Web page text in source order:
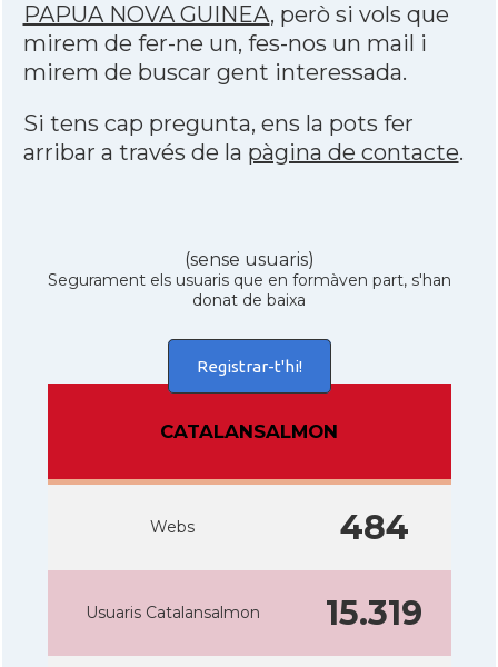
PAPUA NOVA GUINEA, però si vols que
mirem de fer-ne un, fes-nos un mail i
mirem de buscar gent interessada.
Si tens cap pregunta, ens la pots fer
arribar a través de la pàgina de contacte.
(sense usuaris)
Segurament els usuaris que en formàven part, s'han
donat de baixa
Registrar-t'hi!
CATALANSALMON
Webs 484
Usuaris Catalansalmon 15.319